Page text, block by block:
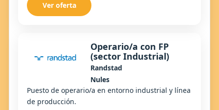
Ver oferta
Operario/a con FP
(sector Industrial)
Randstad
Nules
Puesto de operario/a en entorno industrial y línea
de producción.